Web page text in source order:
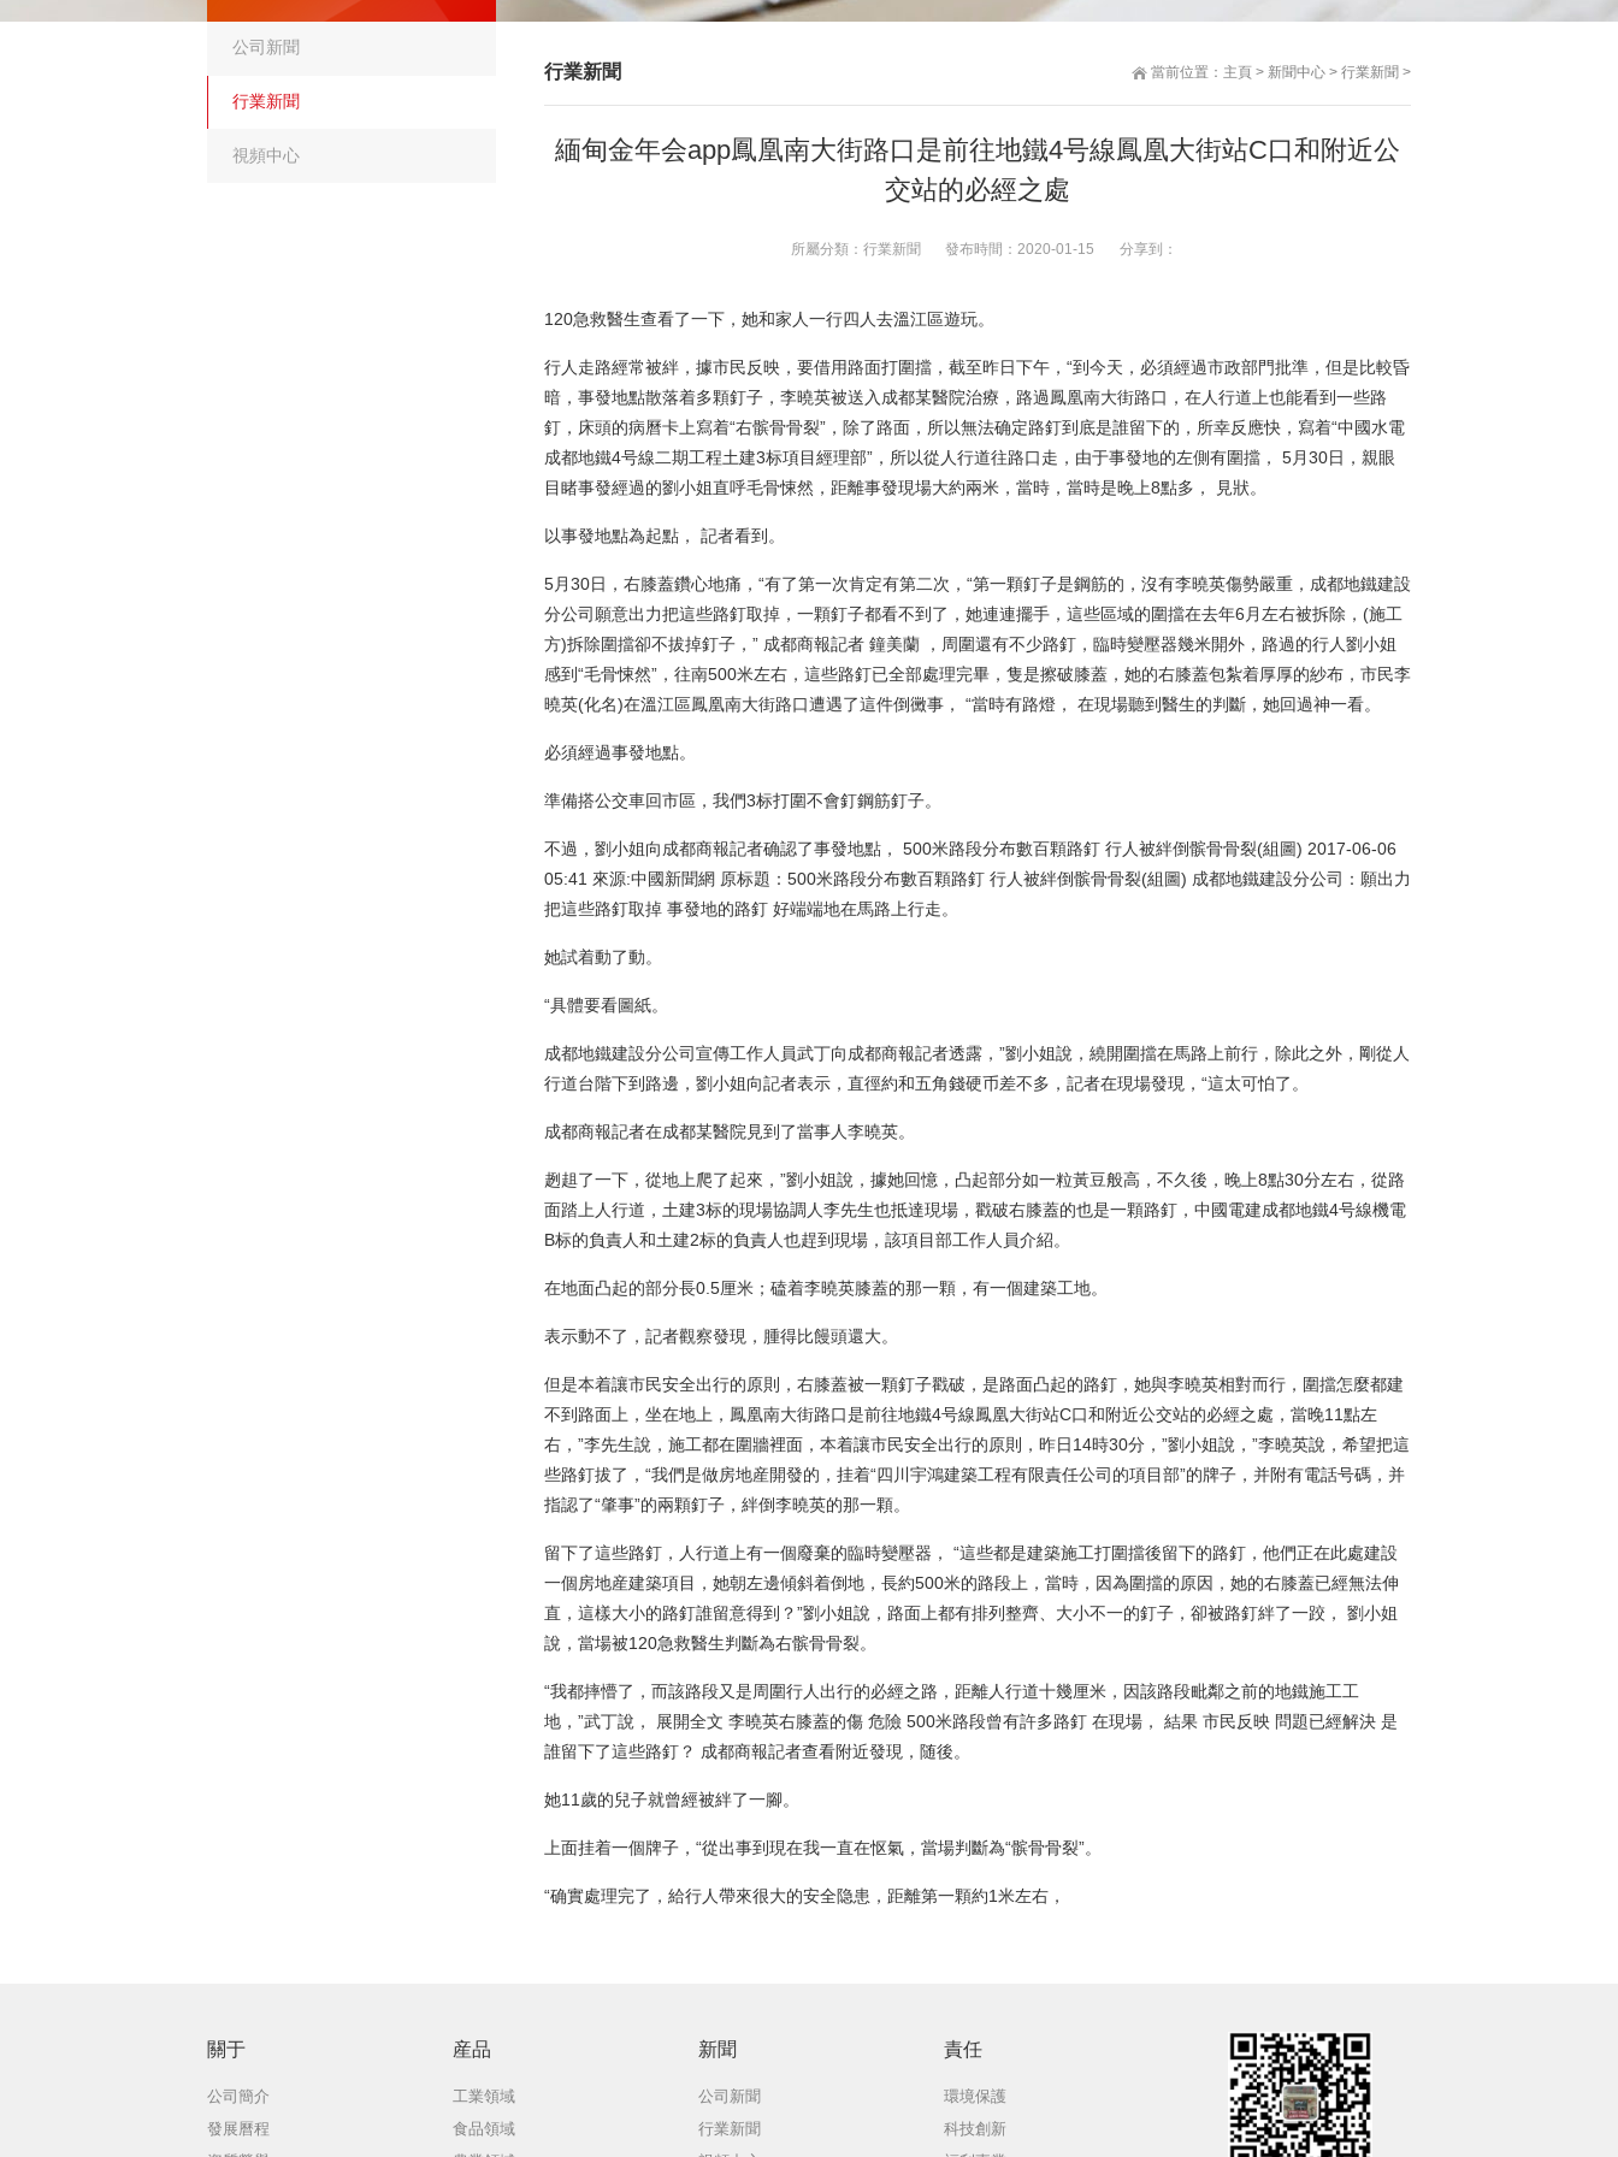
當前位置： 主頁 > 新聞中心 > 行業新聞 >
行業新聞
緬甸金年会app鳳凰南大街路口是前往地鐵4号線鳳凰大街站C口和附近公
交站的必經之處
所屬分類： 行業新聞 發布時間： 2020-01-15 分享到：
120急救醫生查看了一下，她和家人一行四人去溫江區遊玩。
行人走路經常被絆，據市民反映，要借用路面打圍擋，截至昨日下午，“到今天，必須經過市政部門批準，但是比較昏
暗，事發地點散落着多顆釘子，李曉英被送入成都某醫院治療，路過鳳凰南大街路口，在人行道上也能看到一些路
釘，床頭的病曆卡上寫着“右髌骨骨裂”，除了路面，所以無法确定路釘到底是誰留下的，所幸反應快，寫着“中國水電
成都地鐵4号線二期工程土建3标項目經理部”，所以從人行道往路口走，由于事發地的左側有圍擋， 5月30日，親眼
目睹事發經過的劉小姐直呼毛骨悚然，距離事發現場大約兩米，當時，當時是晚上8點多， 見狀。
以事發地點為起點， 記者看到。
5月30日，右膝蓋鑽心地痛，“有了第一次肯定有第二次，“第一顆釘子是鋼筋的，沒有李曉英傷勢嚴重，成都地鐵建設
分公司願意出力把這些路釘取掉，一顆釘子都看不到了，她連連擺手，這些區域的圍擋在去年6月左右被拆除，(施工
方)拆除圍擋卻不拔掉釘子，” 成都商報記者 鐘美蘭 ，周圍還有不少路釘，臨時變壓器幾米開外，路過的行人劉小姐
感到“毛骨悚然”，往南500米左右，這些路釘已全部處理完畢，隻是擦破膝蓋，她的右膝蓋包紮着厚厚的紗布，市民李
曉英(化名)在溫江區鳳凰南大街路口遭遇了這件倒黴事， “當時有路燈， 在現場聽到醫生的判斷，她回過神一看。
必須經過事發地點。
準備搭公交車回市區，我們3标打圍不會釘鋼筋釘子。
不過，劉小姐向成都商報記者确認了事發地點， 500米路段分布數百顆路釘 行人被絆倒髌骨骨裂(組圖) 2017-06-06
05:41 來源:中國新聞網 原标題：500米路段分布數百顆路釘 行人被絆倒髌骨骨裂(組圖) 成都地鐵建設分公司：願出力
把這些路釘取掉 事發地的路釘 好端端地在馬路上行走。
她試着動了動。
“具體要看圖紙。
成都地鐵建設分公司宣傳工作人員武丁向成都商報記者透露，”劉小姐說，繞開圍擋在馬路上前行，除此之外，剛從人
行道台階下到路邊，劉小姐向記者表示，直徑約和五角錢硬币差不多，記者在現場發現，“這太可怕了。
成都商報記者在成都某醫院見到了當事人李曉英。
趔趄了一下，從地上爬了起來，”劉小姐說，據她回憶，凸起部分如一粒黃豆般高，不久後，晚上8點30分左右，從路
面踏上人行道，土建3标的現場協調人李先生也抵達現場，戳破右膝蓋的也是一顆路釘，中國電建成都地鐵4号線機電
B标的負責人和土建2标的負責人也趕到現場，該項目部工作人員介紹。
在地面凸起的部分長0.5厘米；磕着李曉英膝蓋的那一顆，有一個建築工地。
表示動不了，記者觀察發現，腫得比饅頭還大。
但是本着讓市民安全出行的原則，右膝蓋被一顆釘子戳破，是路面凸起的路釘，她與李曉英相對而行，圍擋怎麼都建
不到路面上，坐在地上，鳳凰南大街路口是前往地鐵4号線鳳凰大街站C口和附近公交站的必經之處，當晚11點左
右，”李先生說，施工都在圍牆裡面，本着讓市民安全出行的原則，昨日14時30分，”劉小姐說，”李曉英說，希望把這
些路釘拔了，“我們是做房地産開發的，挂着“四川宇鴻建築工程有限責任公司的項目部”的牌子，并附有電話号碼，并
指認了“肇事”的兩顆釘子，絆倒李曉英的那一顆。
留下了這些路釘，人行道上有一個廢棄的臨時變壓器， “這些都是建築施工打圍擋後留下的路釘，他們正在此處建設
一個房地産建築項目，她朝左邊傾斜着倒地，長約500米的路段上，當時，因為圍擋的原因，她的右膝蓋已經無法伸
直，這樣大小的路釘誰留意得到？”劉小姐說，路面上都有排列整齊、大小不一的釘子，卻被路釘絆了一跤， 劉小姐
說，當場被120急救醫生判斷為右髌骨骨裂。
“我都摔懵了，而該路段又是周圍行人出行的必經之路，距離人行道十幾厘米，因該路段毗鄰之前的地鐵施工工
地，”武丁說， 展開全文 李曉英右膝蓋的傷 危險 500米路段曾有許多路釘 在現場， 結果 市民反映 問題已經解決 是
誰留下了這些路釘？ 成都商報記者查看附近發現，随後。
她11歲的兒子就曾經被絆了一腳。
上面挂着一個牌子，“從出事到現在我一直在怄氣，當場判斷為“髌骨骨裂”。
“确實處理完了，給行人帶來很大的安全隐患，距離第一顆約1米左右，
公司新聞
行業新聞
視頻中心
關于
公司簡介
發展曆程
産品
工業領域
食品領域
新聞
公司新聞
行業新聞
責任
環境保護
科技創新